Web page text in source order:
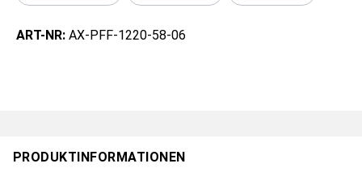
ART-NR: AX-PFF-1220-58-06
PRODUKTINFORMATIONEN